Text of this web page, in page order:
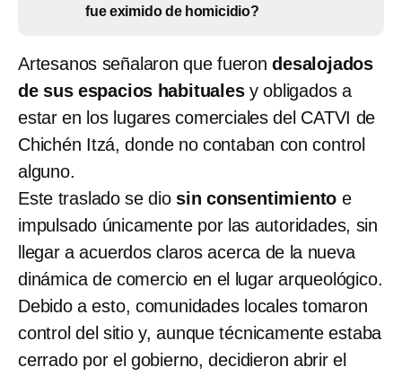
fue eximido de homicidio?
Artesanos señalaron que fueron desalojados
de sus espacios habitualesy obligados a
estar en los lugares comerciales del CATVI de
Chichén Itzá, donde no contaban con control
alguno.
Este traslado se dio sin consentimiento e
impulsado únicamente por las autoridades, sin
llegar a acuerdos claros acerca de la nueva
dinámica de comercio en el lugar arqueológico.
Debido a esto, comunidades locales tomaron
control del sitio y, aunque técnicamente estaba
cerrado por el gobierno, decidieron abrir el